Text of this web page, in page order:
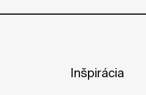
Inšpirácia